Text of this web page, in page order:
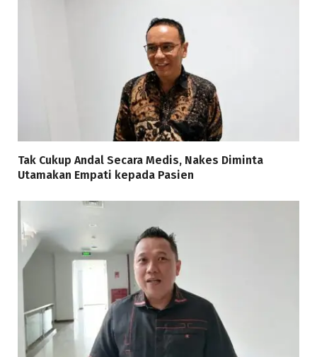
Tak Cukup Andal Secara Medis, Nakes Diminta
Utamakan Empati kepada Pasien